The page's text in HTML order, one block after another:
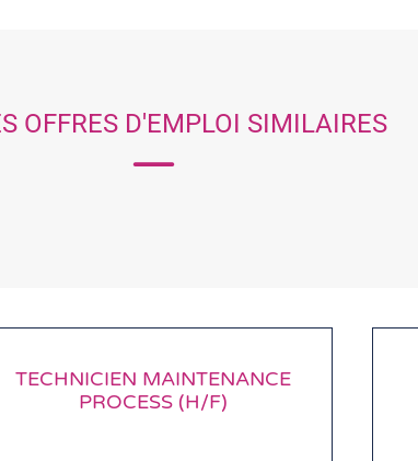
OFFRES D'EMPLOI SIMILAIRES
TECHNICIEN MAINTENANCE
PROCESS (H/F)